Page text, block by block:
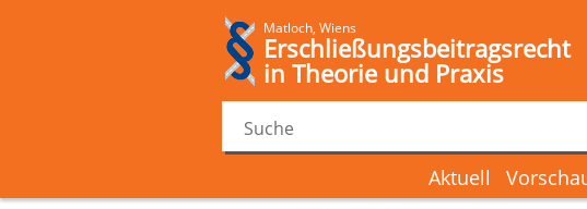
Matloch, Wiens
Erschließungsbeitragsrecht
in Theorie und Praxis
Aktuell